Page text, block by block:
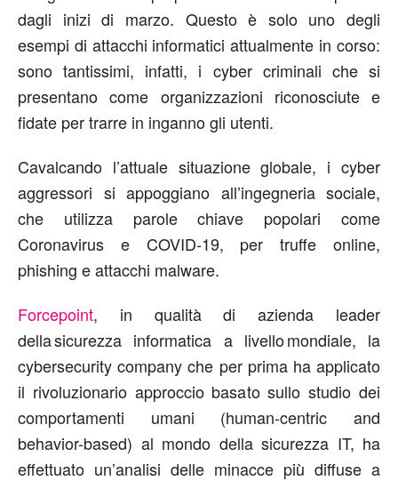
dagli inizi di marzo. Questo è solo uno degli
esempi di attacchi informatici attualmente in corso:
sono tantissimi, infatti, i cyber criminali che si
presentano come organizzazioni riconosciute e
fidate per trarre in inganno gli utenti.
Cavalcando l’attuale situazione globale, i cyber
aggressori si appoggiano all’ingegneria sociale,
che utilizza parole chiave popolari come
Coronavirus e COVID-19, per truffe online,
phishing e attacchi malware.
Forcepoint, in qualità di azienda leader
della sicurezza informatica a livello mondiale, la
cybersecurity company che per prima ha applicato
il rivoluzionario approccio basato sullo studio dei
comportamenti umani (human-centric and
behavior-based) al mondo della sicurezza IT, ha
effettuato un’analisi delle minacce più diffuse a